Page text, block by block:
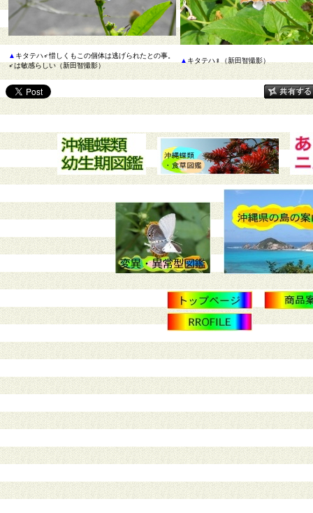
▲ キタテハ♂惜しくもこの個体は逃げられたとの事。
♂は敏感らしい（新田智撮影）
▲ キタテハ♀（新田智撮影）